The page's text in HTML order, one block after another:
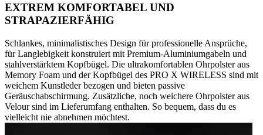
EXTREM KOMFORTABEL UND
STRAPAZIERFÄHIG
Schlankes, minimalistisches Design für professionelle Ansprüche,
für Langlebigkeit konstruiert mit Premium-Aluminiumgabeln und
stahlverstärktem Kopfbügel. Die ultrakomfortablen Ohrpolster aus
Memory Foam und der Kopfbügel des PRO X WIRELESS sind mit
weichem Kunstleder bezogen und bieten passive
Geräuschabschirmung. Zusätzliche, noch weichere Ohrpolster aus
Velour sind im Lieferumfang enthalten. So bequem, dass du es
vielleicht nie abnehmen möchtest.